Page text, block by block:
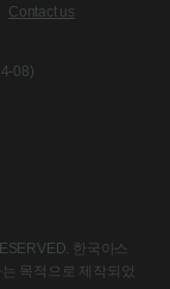
Contact us
08)
한국아스
목적으로 제작되었